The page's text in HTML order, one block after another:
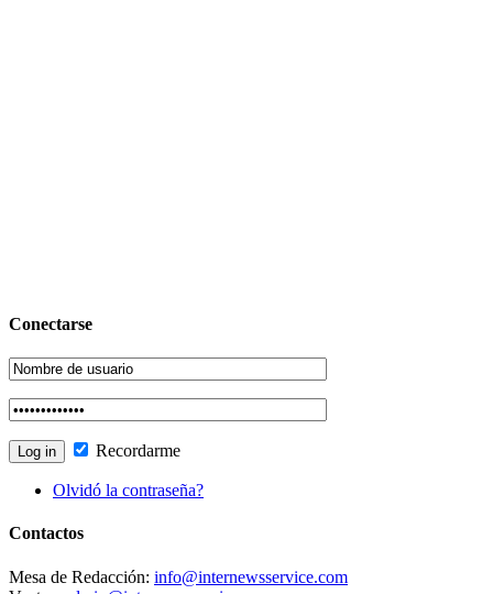
Conectarse
Recordarme
Olvidó la contraseña?
Contactos
Mesa de Redacción: info@internewsservice.com